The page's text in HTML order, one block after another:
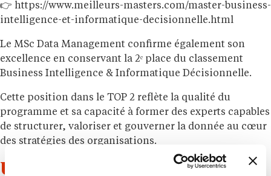
👉 https://www.meilleurs-masters.com/master-business-
intelligence-et-informatique-decisionnelle.html
Le MSc Data Management confirme également son
excellence en conservant la 2ᵉ place du classement
Business Intelligence & Informatique Décisionnelle.
Cette position dans le TOP 2 reflète la qualité du
programme et sa capacité à former des experts capables
de structurer, valoriser et gouverner la donnée au cœur
des stratégies des organisations.
Une distinction pour